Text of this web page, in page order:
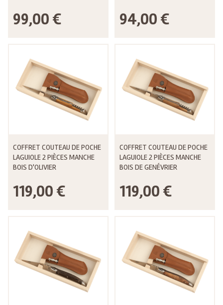
99,00 € 94,00 €
COFFRET COUTEAU DE POCHE
LAGUIOLE 2 PIÈCES MANCHE
BOIS D'OLIVIER
119,00 €
COFFRET COUTEAU DE POCHE
LAGUIOLE 2 PIÈCES MANCHE
BOIS DE GENÉVRIER
119,00 €